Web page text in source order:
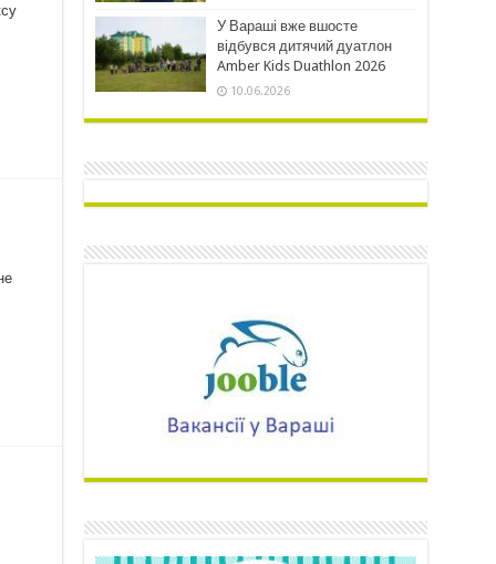
У Вараші вже вшосте
відбувся дитячий дуатлон
Amber Kids Duathlon 2026
10.06.2026